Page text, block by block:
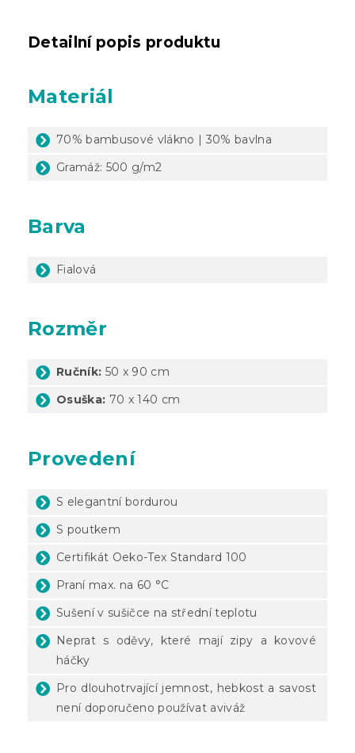
Detailní popis produktu
Materiál
70% bambusové vlákno | 30% bavlna
Gramáž: 500 g/m2
Barva
Fialová
Rozměr
Ručník: 50 x 90 cm
Osuška: 70 x 140 cm
Provedení
S elegantní bordurou
S poutkem
Certifikát Oeko-Tex Standard 100
Praní max. na 60 °C
Sušení v sušičce na střední teplotu
Neprat s oděvy, které mají zipy a kovové
háčky
Pro dlouhotrvající jemnost, hebkost a savost
není doporučeno používat aviváž